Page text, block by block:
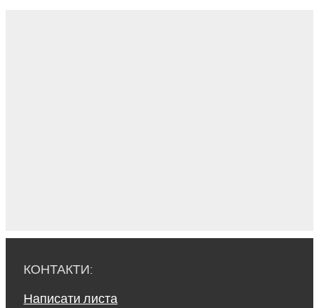
КОНТАКТИ:
Написати листа